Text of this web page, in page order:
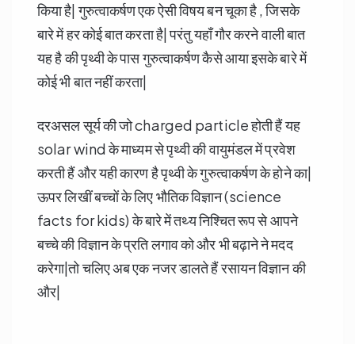
किया है| गुरुत्वाकर्षण एक ऐसी विषय बन चूका है , जिसके
बारे में हर कोई बात करता है| परंतु यहाँ गौर करने वाली बात
यह है की पृथ्वी के पास गुरुत्वाकर्षण कैसे आया इसके बारे में
कोई भी बात नहीं करता|
दरअसल सूर्य की जो charged particle होती हैं यह
solar wind के माध्यम से पृथ्वी की वायुमंडल में प्रवेश
करती हैं और यही कारण है पृथ्वी के गुरुत्वाकर्षण के होने का|
ऊपर लिखीं बच्चों के लिए भौतिक विज्ञान (science
facts for kids) के बारे में तथ्य निश्चित रूप से आपने
बच्चे की विज्ञान के प्रति लगाव को और भी बढ़ाने ने मदद
करेगा|तो चलिए अब एक नजर डालते हैं रसायन विज्ञान की
और|